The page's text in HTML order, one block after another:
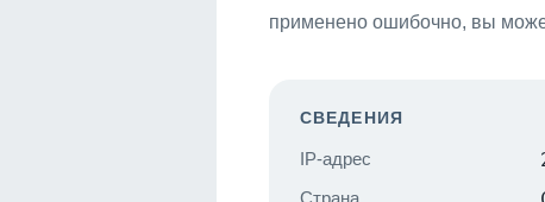
применено ошибочно, вы
СВЕДЕНИЯ
IP-адрес
Страна